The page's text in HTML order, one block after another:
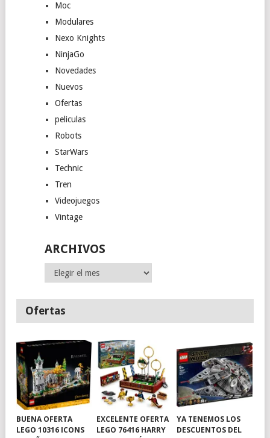
Moc
Modulares
Nexo Knights
NinjaGo
Novedades
Nuevos
Ofertas
peliculas
Robots
StarWars
Technic
Tren
Videojuegos
Vintage
ARCHIVOS
Archivos
Ofertas
BUENA OFERTA
LEGO 10316 ICONS
EXCELENTE OFERTA
LEGO 76416 HARRY
YA TENEMOS LOS
DESCUENTOS DEL